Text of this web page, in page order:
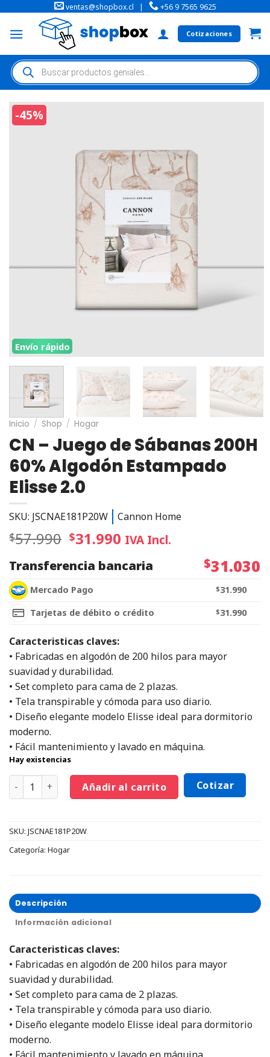
ventas@shopbox.cl | +56 9 7565 9625
Cotizaciones
-45%
Envío rápido
Inicio / Shop / Hogar
CN – Juego de Sábanas 200H
60% Algodón Estampado
Elisse 2.0
SKU: JSCNAE181P20W Cannon Home
$57.990 $31.990 IVA Incl.
Transferencia bancaria
$31.030
Mercado Pago $31.990
Tarjetas de débito o crédito
$31.990
Caracteristicas claves:
• Fabricadas en algodón de 200 hilos para mayor
suavidad y durabilidad.
• Set completo para cama de 2 plazas.
• Tela transpirable y cómoda para uso diario.
• Diseño elegante modelo Elisse ideal para dormitorio
moderno.
• Fácil mantenimiento y lavado en máquina.
Hay existencias
Añadir al carrito Cotizar
SKU: JSCNAE181P20W
Categoría: Hogar
Descripción
Información adicional
Caracteristicas claves:
• Fabricadas en algodón de 200 hilos para mayor
suavidad y durabilidad.
• Set completo para cama de 2 plazas.
• Tela transpirable y cómoda para uso diario.
• Diseño elegante modelo Elisse ideal para dormitorio
moderno.